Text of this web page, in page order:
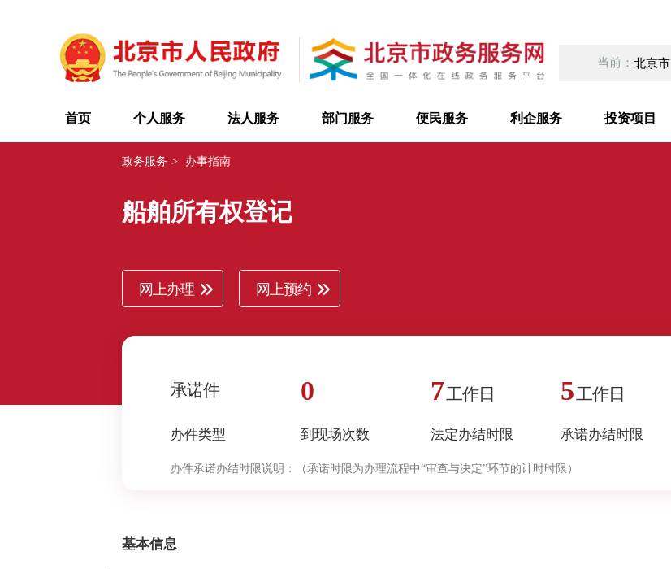
当前： 北京市
首页 个人服务 法人服务 部门服务 便民服务 利企服务 投资项目
政务服务 > 办事指南
船舶所有权登记
网上办理 网上预约
承诺件
办件类型
0
到现场次数
7工作日
法定办结时限
5工作日
承诺办结时限
办件承诺办结时限说明： （承诺时限为办理流程中“审查与决定”环节的计时时限）
基本信息